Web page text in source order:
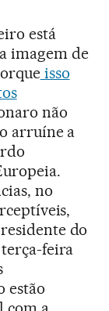
está
imagem de
isso
não
arruíne a
no
do
feira
estão